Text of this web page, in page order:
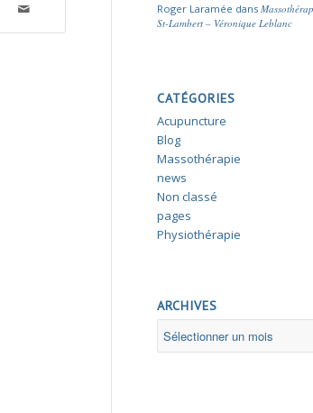
Roger Laramée dans
St-Lambert – Véronique Leblanc
CATÉGORIES
Acupuncture
Blog
Massothérapie
news
Non classé
pages
Physiothérapie
ARCHIVES